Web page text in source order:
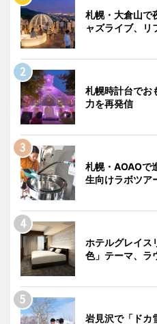
札幌・大倉山
ャズライブ、リ
札幌時計台で
力を再発信
札幌・AOAO
生向けラボツア
ホテルグレイ
色」テーマ、ラ
岩見沢で「ドカ